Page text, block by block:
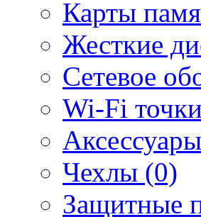
Карты
Жесткие
Сетевое
Wi-Fi
Чехлы (0)
Защитные